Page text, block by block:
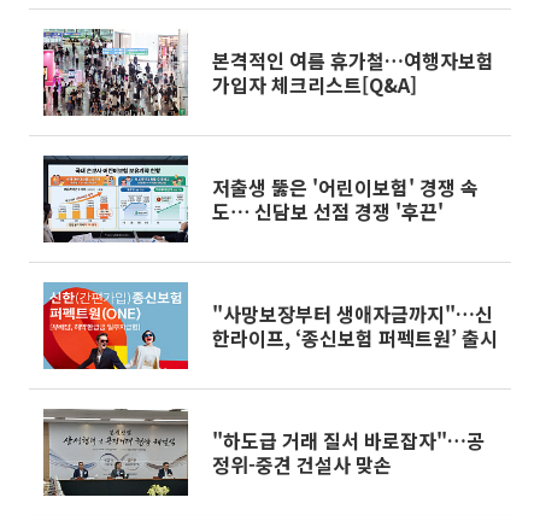
본격적인 여름 휴가철…여행자보험
가입자 체크리스트[Q&A]
저출생 뚫은 '어린이보험' 경쟁 속
도⋯ 신담보 선점 경쟁 '후끈'
"사망보장부터 생애자금까지"…신
한라이프, ‘종신보험 퍼펙트원’ 출시
"하도급 거래 질서 바로잡자"…공
정위-중견 건설사 맞손